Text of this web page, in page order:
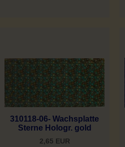
310118-06- Wachsplatte
Sterne Hologr. gold
2,65 EUR